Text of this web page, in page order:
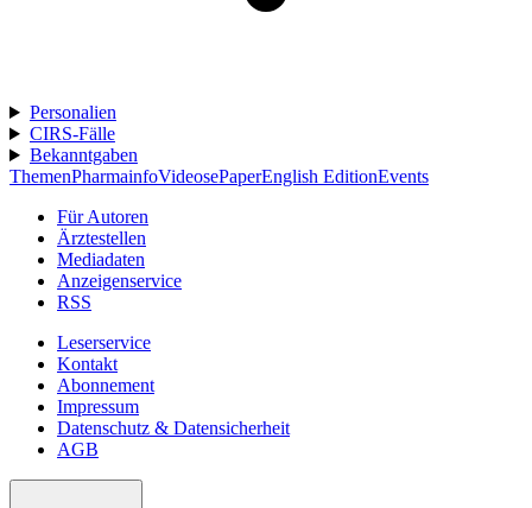
Personalien
CIRS-Fälle
Bekanntgaben
ThemenPharmainfoVideosePaperEnglish EditionEvents
Für Autoren
Ärztestellen
Mediadaten
Anzeigenservice
RSS
Leserservice
Kontakt
Abonnement
Impressum
Datenschutz & Datensicherheit
AGB